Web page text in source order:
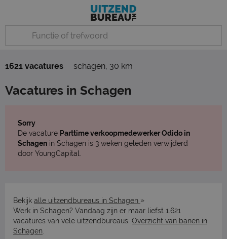
1621 vacatures schagen, 30 km
Vacatures in Schagen
Sorry
De vacature Parttime verkoopmedewerker Odido in
Schagen in Schagen is 3 weken geleden verwijderd
door YoungCapital.
Bekijk alle uitzendbureaus in Schagen »
Werk in Schagen? Vandaag zijn er maar liefst 1.621
vacatures van vele uitzendbureaus. Overzicht van banen in
Schagen